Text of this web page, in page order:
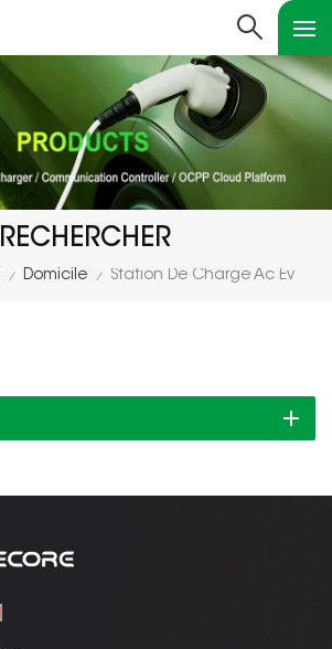
RECHERCHER
/ Domicile / Station De Charge Ac Ev